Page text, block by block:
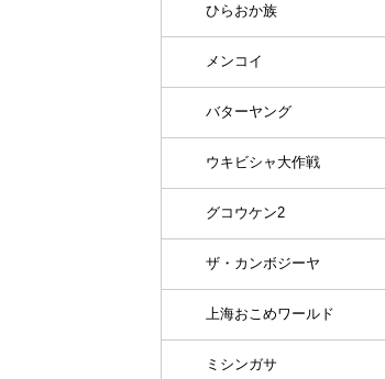
ひらおか族
メンコイ
バターヤング
ウキビシャ大作戦
グコウケン2
ザ・カンボジーヤ
上海おこめワールド
ミシンガサ